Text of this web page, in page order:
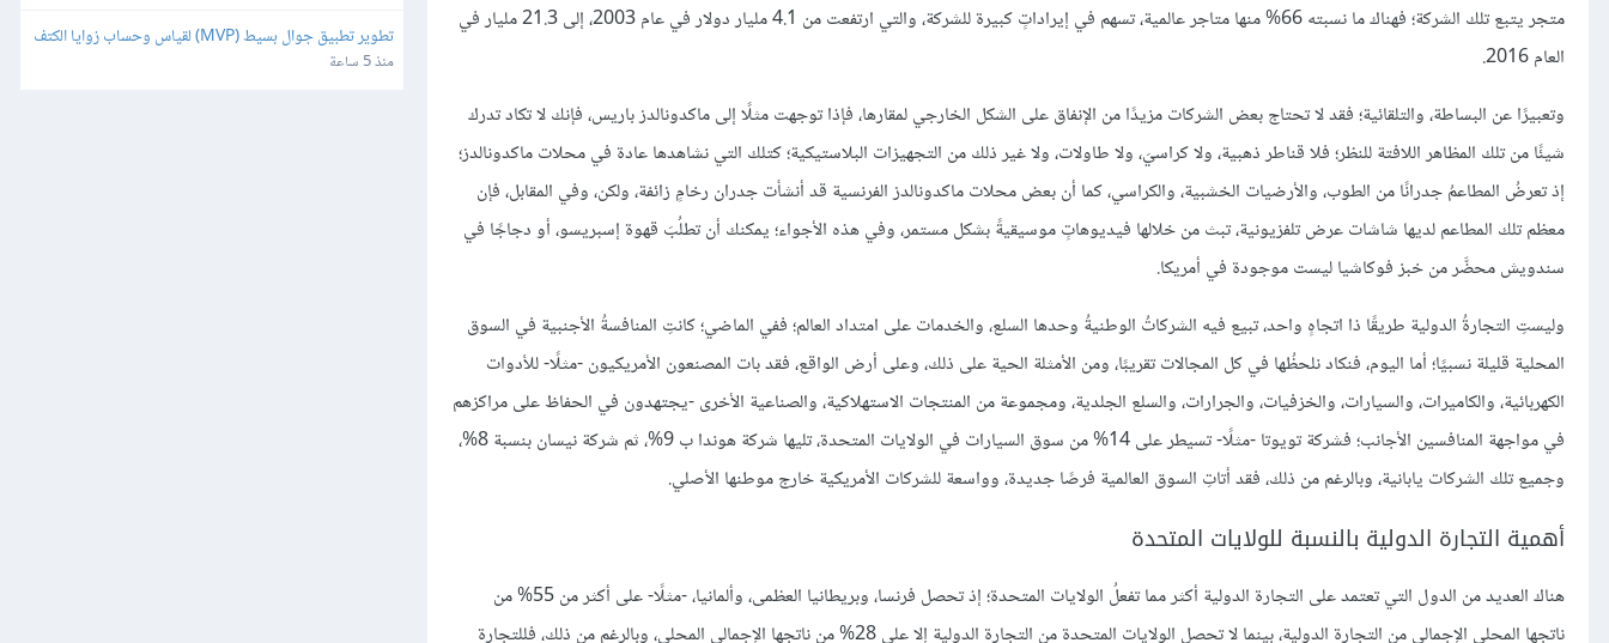
متجر يتبع تلك الشركة؛ فهناك ما نسبته 66% منها متاجر عالمية، تسهم في إيراداتٍ كبيرة للشركة، والتي ارتفعت من 4.1 مليار دولار في عام 2003، إلى 21.3 مليار في
العام 2016.
وتعبيرًا عن البساطة، والتلقائية؛ فقد لا تحتاج بعض الشركات مزيدًا من الإنفاق على الشكل الخارجي لمقارها، فإذا توجهت مثلًا إلى ماكدونالدز باريس، فإنك لا تكاد تدرك
شيئًا من تلك المظاهر اللافتة للنظر؛ فلا قناطر ذهبية، ولا كراسيَ، ولا طاولات، ولا غير ذلك من التجهيزات البلاستيكية؛ كتلك التي نشاهدها عادة في محلات ماكدونالدز؛
إذ تعرضُ المطاعمُ جدرانًا من الطوب، والأرضيات الخشبية، والكراسي، كما أن بعض محلات ماكدونالدز الفرنسية قد أنشأت جدران رخامٍ زائفة، ولكن، وفي المقابل، فإن
معظم تلك المطاعم لديها شاشات عرض تلفزيونية، تبث من خلالها فيديوهاتٍ موسيقيةً بشكل مستمر، وفي هذه الأجواء؛ يمكنك أن تطلُبَ قهوة إسبريسو، أو دجاجًا في
سندويش محضَّر من خبز فوكاشيا ليست موجودة في أمريكا.
وليستِ التجارةُ الدولية طريقًا ذا اتجاهٍ واحد، تبيع فيه الشركاتُ الوطنيةُ وحدها السلع، والخدمات على امتداد العالم؛ ففي الماضي؛ كانتِ المنافسةُ الأجنبية في السوق
المحلية قليلة نسبيًا؛ أما اليوم، فنكاد نلحظُها في كل المجالات تقريبًا، ومن الأمثلة الحية على ذلك، وعلى أرض الواقع، فقد بات المصنعون الأمريكيون -مثلًا- للأدوات
الكهربائية، والكاميرات، والسيارات، والخزفيات، والجرارات، والسلع الجلدية، ومجموعة من المنتجات الاستهلاكية، والصناعية الأخرى -يجتهدون في الحفاظ على مراكزهم
في مواجهة المنافسين الأجانب؛ فشركة تويوتا -مثلًا- تسيطر على 14% من سوق السيارات في الولايات المتحدة، تليها شركة هوندا ب 9%، ثم شركة نيسان بنسبة 8%،
وجميع تلك الشركات يابانية، وبالرغم من ذلك، فقد أتاتِ السوق العالمية فرصًا جديدة، وواسعة للشركات الأمريكية خارج موطنها الأصلي.
أهمية التجارة الدولية بالنسبة للولايات المتحدة
هناك العديد من الدول التي تعتمد على التجارة الدولية أكثر مما تفعلُ الولايات المتحدة؛ إذ تحصل فرنسا، وبريطانيا العظمى، وألمانيا، -مثلًا- على أكثر من 55% من
ناتجها المحلي الإجمالي من التجارة الدولية، بينما لا تحصل الولايات المتحدة من التجارة الدولية إلا على 28% من ناتجها الإجمالي المحلي، وبالرغم من ذلك، فللتجارة
تطوير تطبيق جوال بسيط (MVP) لقياس وحساب زوايا الكتف
منذ 5 ساعة